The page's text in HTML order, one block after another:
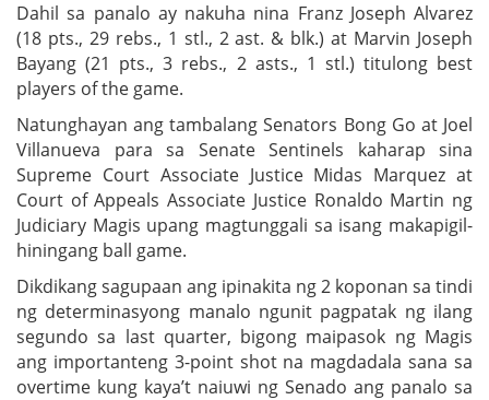
Dahil sa panalo ay nakuha nina Franz Joseph Alvarez
(18 pts., 29 rebs., 1 stl., 2 ast. & blk.) at Marvin Joseph
Bayang (21 pts., 3 rebs., 2 asts., 1 stl.) titulong best
players of the game.
Natunghayan ang tambalang Senators Bong Go at Joel
Villanueva para sa Senate Sentinels kaharap sina
Supreme Court Associate Justice Midas Marquez at
Court of Appeals Associate Justice Ronaldo Martin ng
Judiciary Magis upang magtunggali sa isang makapigil-
hiningang ball game.
Dikdikang sagupaan ang ipinakita ng 2 koponan sa tindi
ng determinasyong manalo ngunit pagpatak ng ilang
segundo sa last quarter, bigong maipasok ng Magis
ang importanteng 3-point shot na magdadala sana sa
overtime kung kaya’t naiuwi ng Senado ang panalo sa